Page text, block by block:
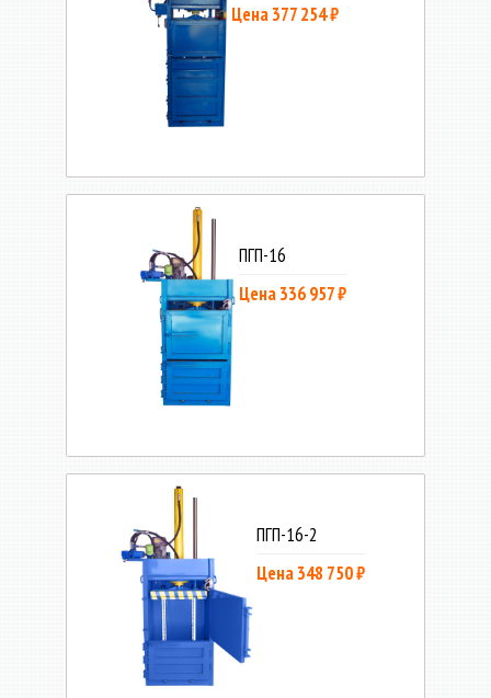
Цена 377 254 ₽
ПГП-16
Цена 336 957 ₽
ПГП-16-2
Цена 348 750 ₽